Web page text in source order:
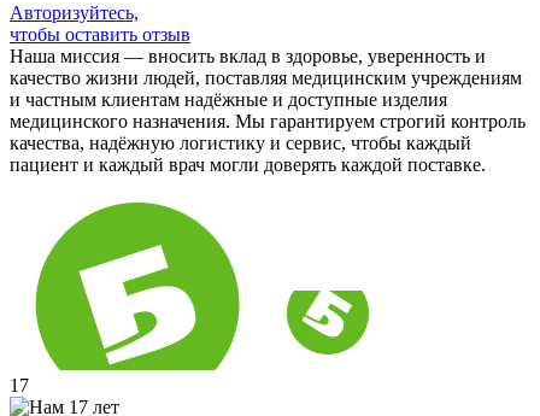
Авторизуйтесь,
чтобы оставить отзыв
Наша миссия — вносить вклад в здоровье, уверенность и
качество жизни людей, поставляя медицинским учреждениям
и частным клиентам надёжные и доступные изделия
медицинского назначения. Мы гарантируем строгий контроль
качества, надёжную логистику и сервис, чтобы каждый
пациент и каждый врач могли доверять каждой поставке.
17